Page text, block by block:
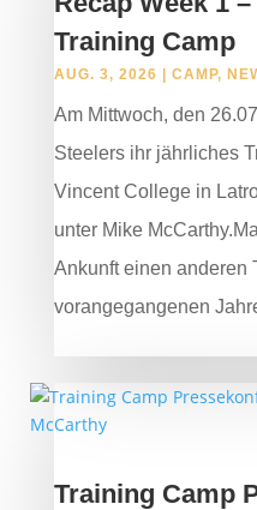
Training Camp
AUG. 3, 2026 CAMP,
Am Mittwoch, den
Steelers ihr jährliches
Vincent College in
unter Mike
Ankunft einen anderen
vorangegangenen
Training Camp